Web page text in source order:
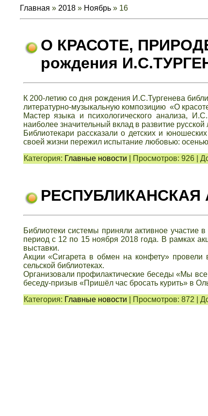
Главная » 2018 » Ноябрь » 16
О КРАСОТЕ,
рождения
К 200-летию со дня рождения И.С.Тургенева
литературно-музыкальную композицию «О
Мастер языка и психологического анализа,
наиболее значительный вклад в развитие
Библиотекари рассказали о детских и
своей жизни пережил испытание любовью:
Категория: Главные новости Просмотров: 926|
РЕСПУБЛИКАНСКАЯ
Библиотеки системы приняли активное участие
период с 12 по 15 ноября 2018 года. В рамках
выставки.
Акции «Сигарета в обмен на конфету» провели
сельской библиотеках.
Организовали профилактические беседы «Мы
беседу-призыв «Пришёл час бросать курить» в
Категория: Главные новости Просмотров: 872